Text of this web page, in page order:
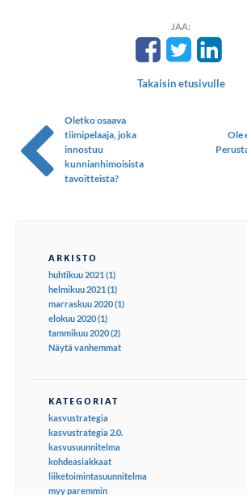
JAA:
Takaisin etusivulle
Oletko osaava
tiimipelaaja, joka
innostuu
kunnianhimoisista
tavoitteista?
Ole
ARKISTO
huhtikuu 2021 (1)
helmikuu 2021 (1)
marraskuu 2020 (1)
elokuu 2020 (1)
tammikuu 2020 (2)
Näytä vanhemmat
KATEGORIAT
kasvustrategia
kasvustrategia 2.0.
kasvusuunnitelma
kohdeasiakkaat
liiketoimintasuunnitelma
myy paremmin